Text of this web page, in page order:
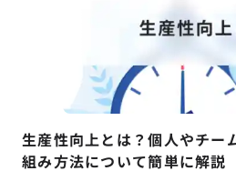
生産性向上とは？個人やチー
組み方法について簡単に解説